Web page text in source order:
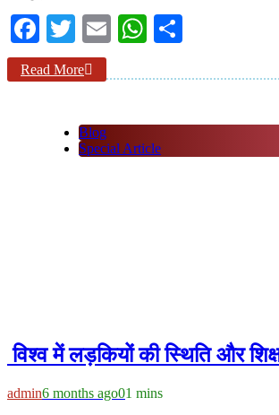
Facebook
Twitter
EmailWhatsApp
Read More
Blog
Special Article
विश्व में लड़कियों की स्थिति और
admin6 months ago01 mins